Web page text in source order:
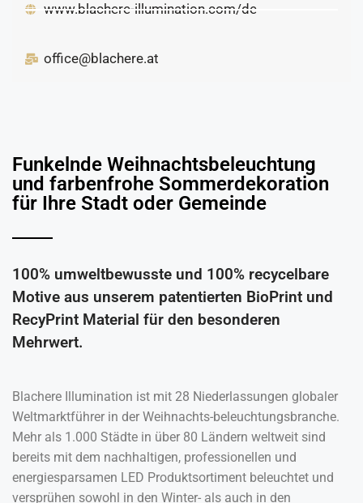
www.blachere-illumination.com/de
office@blachere.at
Funkelnde Weihnachtsbeleuchtung
und farbenfrohe Sommerdekoration
für Ihre Stadt oder Gemeinde ​
100% umweltbewusste und 100% recycelbare
Motive aus unserem patentierten BioPrint und
RecyPrint Material für den besonderen
Mehrwert.
Blachere Illumination ist mit 28 Niederlassungen globaler
Weltmarktführer in der Weihnachts-beleuchtungsbranche.
Mehr als 1.000 Städte in über 80 Ländern weltweit sind
bereits mit dem nachhaltigen, professionellen und
energiesparsamen LED Produktsortiment beleuchtet und
versprühen sowohl in den Winter- als auch in den